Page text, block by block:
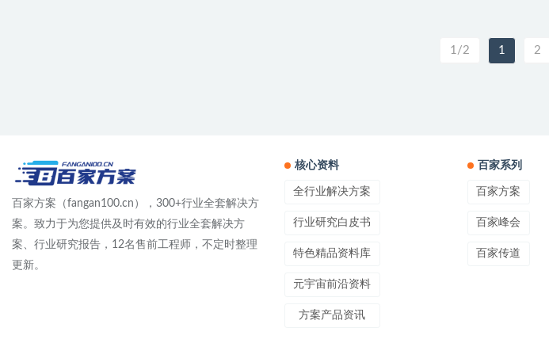
1/2 1 2
百家方案（fangan100.cn），300+行业全套解决方
案。致力于为您提供及时有效的行业全套解决方
案、行业研究报告，12名售前工程师，不定时整理
更新。
核心资料
全行业解决方案
行业研究白皮书
特色精品资料库
元宇宙前沿资料
方案产品资讯
百家系列
百家方案
百家峰会
百家传道